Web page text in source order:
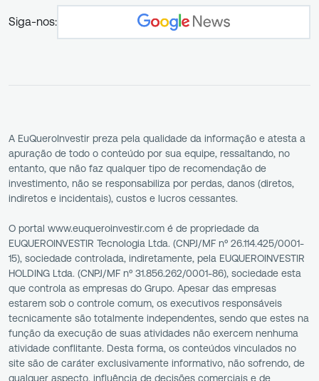
Siga-nos:
A EuQueroInvestir preza pela qualidade da informação e atesta a
apuração de todo o conteúdo por sua equipe, ressaltando, no
entanto, que não faz qualquer tipo de recomendação de
investimento, não se responsabiliza por perdas, danos (diretos,
indiretos e incidentais), custos e lucros cessantes.
O portal www.euqueroinvestir.com é de propriedade da
EUQUEROINVESTIR Tecnologia Ltda. (CNPJ/MF nº 26.114.425/0001-
15), sociedade controlada, indiretamente, pela EUQUEROINVESTIR
HOLDING Ltda. (CNPJ/MF nº 31.856.262/0001-86), sociedade esta
que controla as empresas do Grupo. Apesar das empresas
estarem sob o controle comum, os executivos responsáveis
tecnicamente são totalmente independentes, sendo que estes na
função da execução de suas atividades não exercem nenhuma
atividade conflitante. Desta forma, os conteúdos vinculados no
site são de caráter exclusivamente informativo, não sofrendo, de
qualquer aspecto, influência de decisões comerciais e de